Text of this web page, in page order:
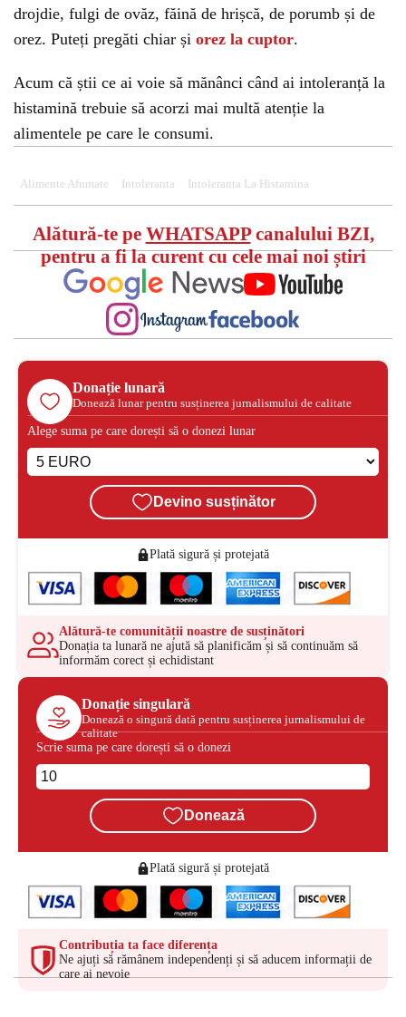
drojdie, fulgi de ovăz, făină de hrișcă, de porumb și de
orez. Puteți pregăti chiar și orez la cuptor.
Acum că știi ce ai voie să mănânci când ai intoleranță la
histamină trebuie să acorzi mai multă atenție la
alimentele pe care le consumi.
Alimente Afumate Intoleranta Intoleranta La Histamina
Alătură-te pe WHATSAPPcanalului BZI,
pentru a fi la curent cu cele mai noi știri
Donație lunară
Donează lunar pentru susținerea jurnalismului de calitate
Alege suma pe care dorești să o donezi lunar
Devino susținător
Plată sigură și protejată
Alătură-te comunității noastre de susținători
Donația ta lunară ne ajută să planificăm și să continuăm să
informăm corect și echidistant
Donație singulară
Donează o singură dată pentru susținerea jurnalismului de
calitate
Scrie suma pe care dorești să o donezi
Donează
Plată sigură și protejată
Contribuția ta face diferența
Ne ajuți să rămânem independenți și să aducem informații de
care ai nevoie